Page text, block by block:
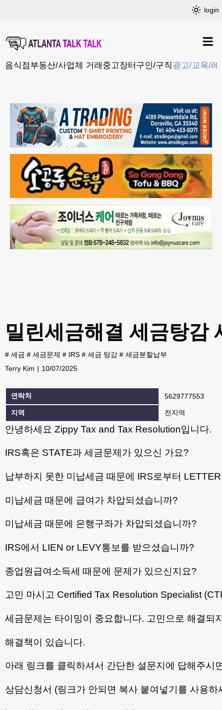
login
음식점부동산/사업체 거래 중고장터 구인/구직광고/교육/레
밀린세금해결 세금탕감
# 세금 # 세금문제 # IRS # 세금 탕감 # 세금분할납부
Terry Kim
10/07/2025
연락처 5629777553
지역 전지역
안녕하세요 Zippy Tax and Tax Resolution입니다.
IRS혹은 STATE과 세금문제가 있으신 가요?
납부하지 못한 미납세금 때문에 IRS로부터
미납세금 때문에 급여가 차압되셨습니까?
미납세금 때문에 은행구좌가 차압되셨습니까?
IRS에서 LIEN or LEVY통보를 받으셨습니까?
종업원급여소득세 때문에 문제가 있으신지요?
고민 마시고 Certified Tax Resolution Specialist
세금문제는 타이밍이 중요합니다. 고민으로 해결되
해결책이 있습니다.
아래 링크를 클릭하셔서 간단한 설문지에 답해주시
상담신청서 (링크가 안되면 복사 붙여넣기를 사용하